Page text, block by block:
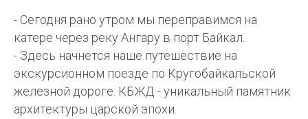
- Сегодня рано утром мы переправимся на
катере через реку Ангару в порт Байкал.
- Здесь начнется наше путешествие на
экскурсионном поезде по Кругобайкальской
железной дороге. КБЖД - уникальный памятник
архитектуры царской эпохи.